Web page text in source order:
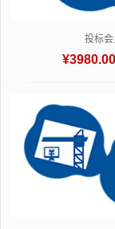
投标会
¥3980.00